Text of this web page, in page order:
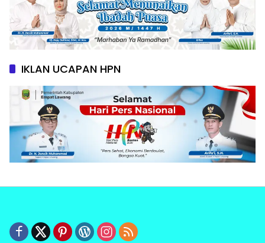
IKLAN UCAPAN HPN